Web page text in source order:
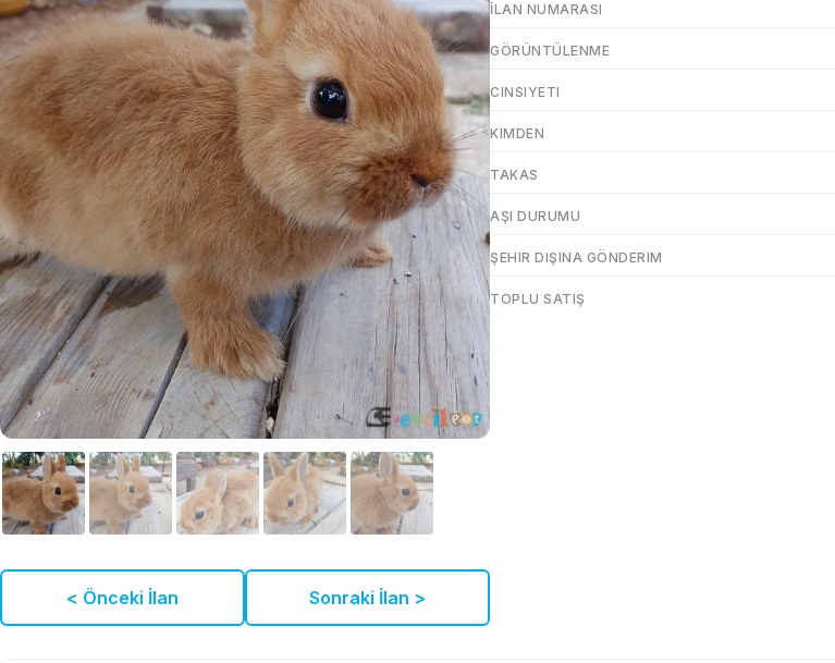
< Önceki İlan Sonraki İlan >
İLAN NUMARASI
GÖRÜNTÜLENME
CINSIYETI
KIMDEN
TAKAS
AŞI DURUMU
ŞEHIR DIŞINA GÖNDERIM
TOPLU SATIŞ